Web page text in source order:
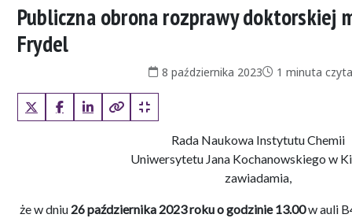
Publiczna obrona rozprawy doktorskiej
Frydel
Data publikacji:
8 października 2023Czas czytania:
1 minuta
X (Twitter)FacebookLinkedInKopiuj pełny link
Kopiuj krótki link
Rada Naukowa Instytutu Chemii
Uniwersytetu Jana Kochanowskiego w
zawiadamia,
że w dniu 26 października 2023 roku o godzinie 13.00w auli